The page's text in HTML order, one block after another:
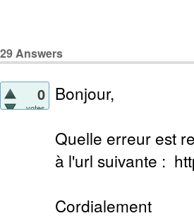
29Answers
0
votes
Bonjour,
Quelle erreur est
à l'url suivante :
Cordialement